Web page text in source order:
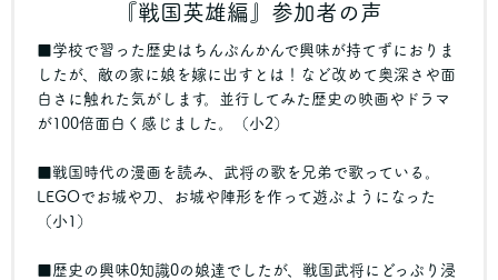
『戦国英雄編』参加者の声
■学校で習った歴史はちんぷんかんで興味が持てずにおりま
したが、敵の家に娘を嫁に出すとは！など改めて奥深さや面
白さに触れた気がします。並行してみた歴史の映画やドラマ
が100倍面白く感じました。（小2）
■戦国時代の漫画を読み、武将の歌を兄弟で歌っている。
LEGOでお城や刀、お城や陣形を作って遊ぶようになった
（小1）
■歴史の興味0知識0の娘達でしたが、戦国武将にどっぷり浸